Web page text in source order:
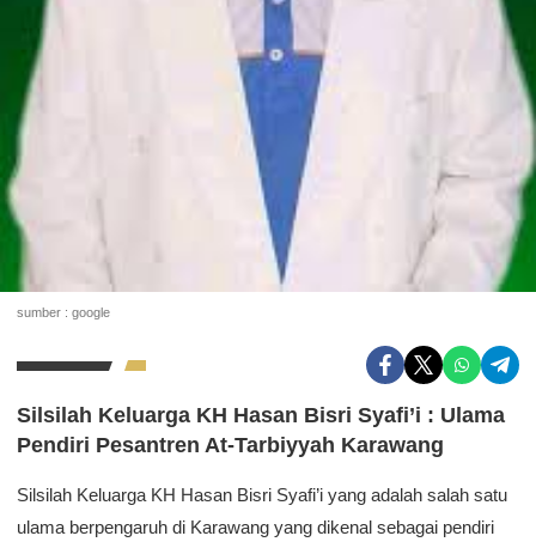
sumber : google
Silsilah Keluarga KH Hasan Bisri Syafi’i : Ulama
Pendiri Pesantren At-Tarbiyyah Karawang
Silsilah Keluarga KH Hasan Bisri Syafi’i yang adalah salah satu
ulama berpengaruh di Karawang yang dikenal sebagai pendiri